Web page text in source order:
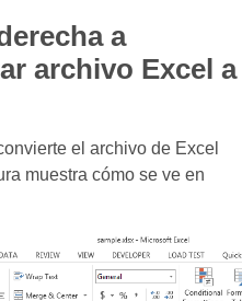
a
archivo Excel a
el archivo de Excel
muestra cómo se ve en